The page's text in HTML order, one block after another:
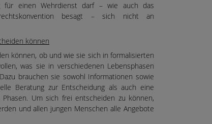
für einen Wehrdienst darf – wie auch das
besagt – sich nicht an
können
können, ob und wie sie sich in formalisierten
was sie in verschiedenen Lebensphasen
brauchen sie sowohl Informationen sowie
Beratung zur Entscheidung als auch eine
Um sich frei entscheiden zu können,
und allen jungen Menschen alle Angebote